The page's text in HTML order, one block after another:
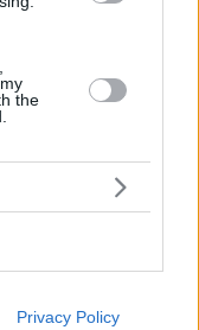
the
Privacy Policy